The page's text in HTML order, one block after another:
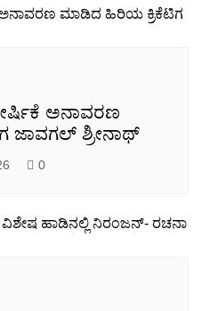
ಅನಾವರಣ
ಜಾವಗಲ್ ಶ್ರೀನಾಥ್
0